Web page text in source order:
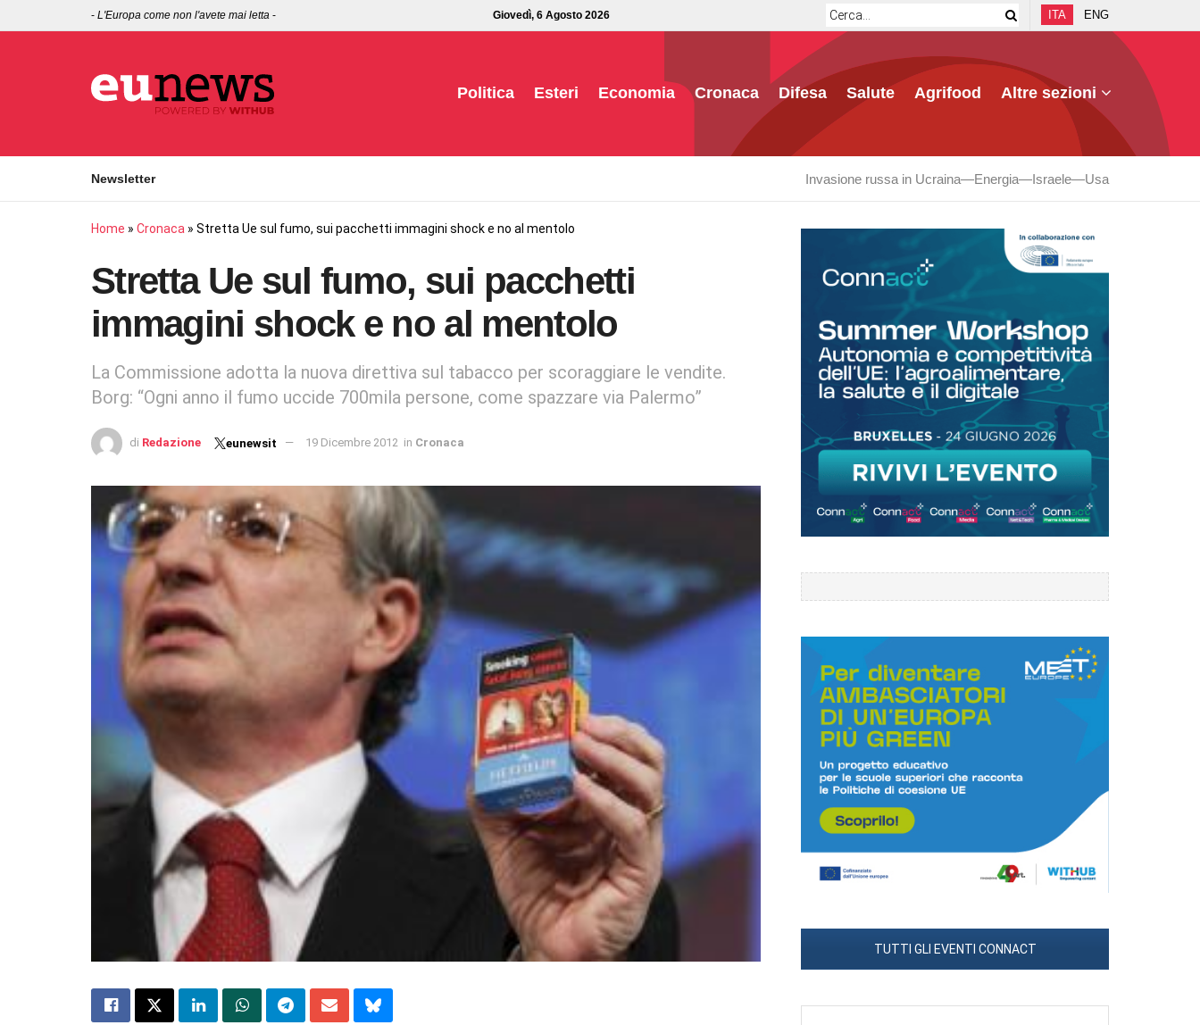
- L'Europa come non l'avete mai letta - Giovedì, 6 Agosto 2026 ITA ENG
Politica Esteri Economia Cronaca Difesa Salute Agrifood Altre sezioni
Newsletter Invasione russa in Ucraina Energia Israele Usa
Home » Cronaca » Stretta Ue sul fumo, sui pacchetti immagini shock e no al mentolo
Stretta Ue sul fumo, sui pacchetti
immagini shock e no al mentolo
La Commissione adotta la nuova direttiva sul tabacco per scoraggiare le vendite.
Borg: “Ogni anno il fumo uccide 700mila persone, come spazzare via Palermo”
di Redazione eunewsit 19 Dicembre 2012 in Cronaca
TUTTI GLI EVENTI CONNACT